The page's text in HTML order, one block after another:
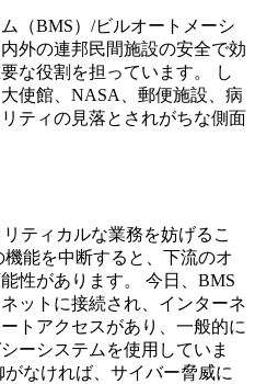
（BMS）/ビルオートメーシ
外の連邦民間施設の安全で効
な役割を担っています。 し
使館、NASA、郵便施設、病
ティの見落とされがちな側面
ティカルな業務を妨げるこ
能を中断すると、下流のオ
性があります。 今日、BMS
ットに接続され、インターネ
トアクセスがあり、一般的に
ーシステムを使用していま
なければ、サイバー脅威に